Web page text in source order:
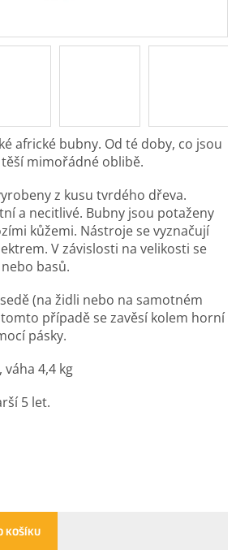
KOŠÍKU
africké bubny. Od té doby, co jsou
mimořádné oblibě.
z kusu tvrdého dřeva.
a necitlivé. Bubny jsou potaženy
kůžemi. Nástroje se vyznačují
V závislosti na velikosti se
basů.
(na židli nebo na samotném
případě se zavěsí kolem horní
pásky.
váha 4,4 kg
5 let.